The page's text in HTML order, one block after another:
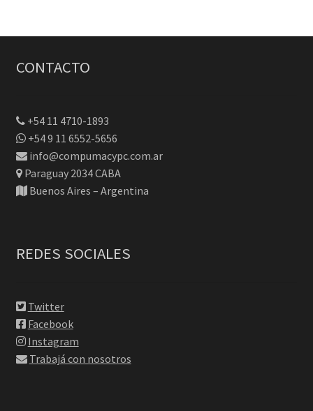
CONTACTO
+54 11 4710-1893
+54 9 11 6552-5656
info@compumacypc.com.ar
Paraguay 2034 CABA
Buenos Aires – Argentina
REDES SOCIALES
Twitter
Facebook
Instagram
Trabajá con nosotros